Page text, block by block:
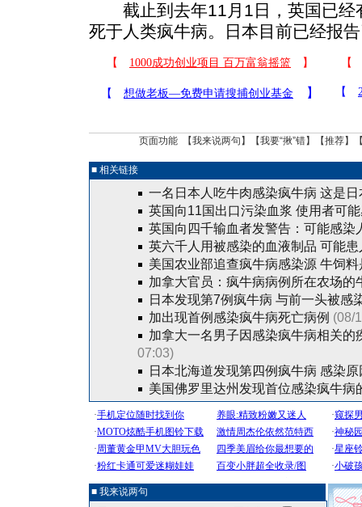
截止到去年11月1日，英国已经
死于人类疯牛病。日本目前已经报
页面功能 【我来说两句 】【我要“揪”错】【推荐】
■ 相关链接
一名日本人吃牛肉感染疯牛病 这是
英国向11国出口污染血浆 使用者可
英国向四千输血者发警告：可能感染
英六千人用被感染的血液制品 可能
美国农业部追查疯牛病感染源 牛饲
加拿大官员：疯牛病病例所在农场的
日本发现第7例疯牛病 与前一头被感
加出现首例感染疯牛病死亡病例 (08/
加拿大一名男子因感染疯牛病相关的
07:03)
日本北海道发现第四例疯牛病 感染
美国佛罗里达州发现首位感染疯牛病
■ 我来说两句